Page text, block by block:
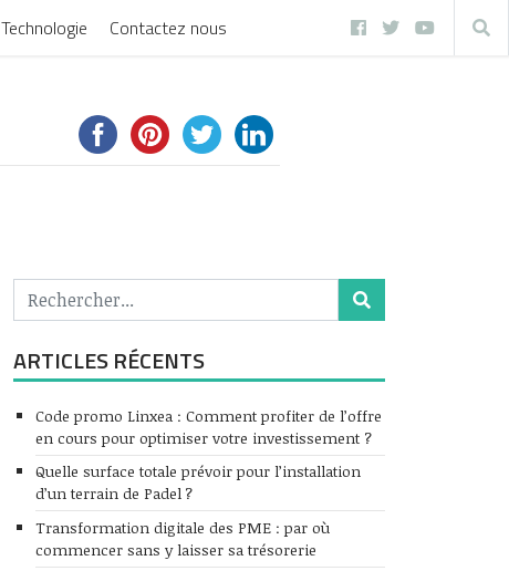
Technologie Contactez nous
ARTICLES RÉCENTS
Code promo Linxea : Comment profiter de l’offre
en cours pour optimiser votre investissement ?
Quelle surface totale prévoir pour l’installation
d’un terrain de Padel ?
Transformation digitale des PME : par où
commencer sans y laisser sa trésorerie